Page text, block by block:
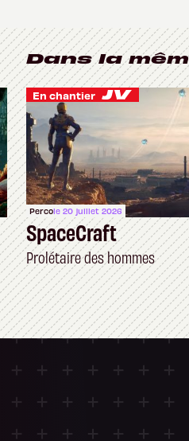
Dans la
En chantier
Percole 20 juillet 2026
SpaceCraft
Prolétaire des hommes